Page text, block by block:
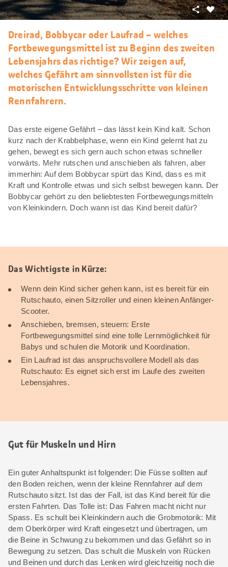
Als
Teilen
Dreirad, Bobbycar oder Laufrad – welches
Fortbewegungsmittel ist zu Beginn des zweiten
Lebensjahrs das richtige? Wir zeigen auf,
welches Gefährt am sinnvollsten ist für die
motorischen Entwicklungsschritte von kleinen
Rennfahrern.
Das erste eigene Gefährt – das lässt kein Kind kalt. Schon
kurz nach der Krabbelphase, wenn ein Kind gelernt hat zu
gehen, bewegt es sich gern auch schon etwas schneller
vorwärts. Mehr rutschen und anschieben als fahren, aber
immerhin: Auf dem Bobbycar spürt das Kind, dass es mit
Kraft und Kontrolle etwas und sich selbst bewegen kann. Der
Bobbycar gehört zu den beliebtesten Fortbewegungsmitteln
von Kleinkindern. Doch wann ist das Kind bereit dafür?
Das Wichtigste in Kürze:
Wenn dein Kind sicher gehen kann, ist es bereit für ein
Rutschauto, einen Sitzroller und einen kleinen Anfänger-
Scooter.
Anschieben, bremsen, steuern: Erste
Fortbewegungsmittel sind eine tolle Lernmöglichkeit für
Babys und schulen die Motorik und Koordination.
Ein Laufrad ist das anspruchsvollere Modell als das
Rutschauto: Es eignet sich erst im Laufe des zweiten
Lebensjahres.
Gut für Muskeln und Hirn
Ein guter Anhaltspunkt ist folgender: Die Füsse sollten auf
den Boden reichen, wenn der kleine Rennfahrer auf dem
Rutschauto sitzt. Ist das der Fall, ist das Kind bereit für die
ersten Fahrten. Das Tolle ist: Das Fahren macht nicht nur
Spass. Es schult bei Kleinkindern auch die Grobmotorik: Mit
dem Oberkörper wird Kraft eingesetzt und übertragen, um
die Beine in Schwung zu bekommen und das Gefährt so in
Bewegung zu setzen. Das schult die Muskeln von Rücken
und Beinen und durch das Lenken wird gleichzeitig noch die